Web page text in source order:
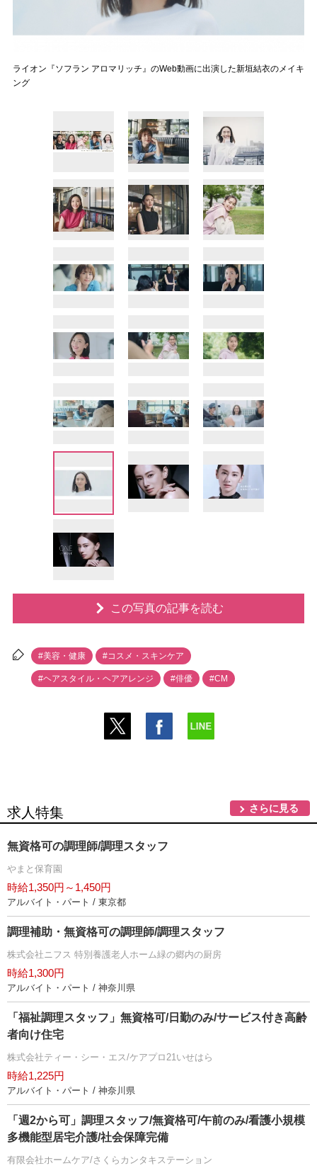
ライオン『ソフラン アロマリッチ』のWeb動画に出演した新垣結衣のメイキ
ング
この写真の記事を読む
#美容・健康 #コスメ・スキンケア
#ヘアスタイル・ヘアアレンジ #俳優 #CM
求人特集 さらに見る
無資格可の調理師/調理スタッフ
まと保育園
時給1,350円～1,450円
アルバイト・パート / 東京都
調理補助・無資格可の調理師/調理スタッフ
株式会社ニフス 特別養護老人ホーム緑の郷内の厨房
時給1,300円
アルバイト・パート / 神奈川県
「福祉調理スタッフ」無資格可/日勤のみ/サービス付き高齢
者向け住宅
株式会社ティー・シー・エス/ケアプロ21いせはら
時給1,225円
アルバイト・パート / 神奈川県
「週2から可」調理スタッフ/無資格可/午前のみ/看護小規模
多機能型居宅介護/社会保障完備
有限会社ホームケア/さくらカンタキステーション